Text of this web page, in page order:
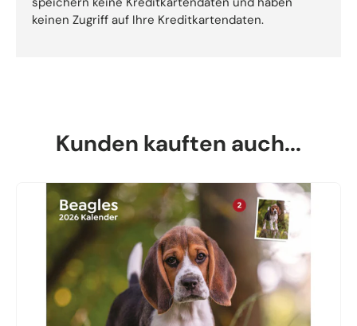
keinen Zugriff auf Ihre Kreditkartendaten.
Kunden kauften auch...